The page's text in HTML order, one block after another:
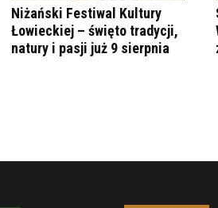
Niżański Festiwal Kultury
Łowieckiej – święto tradycji,
natury i pasji już 9 sierpnia